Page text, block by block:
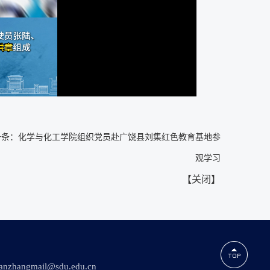
： 化学与化工学院组织党员赴广饶县刘集红色教育基地参
观学习
【关闭 】